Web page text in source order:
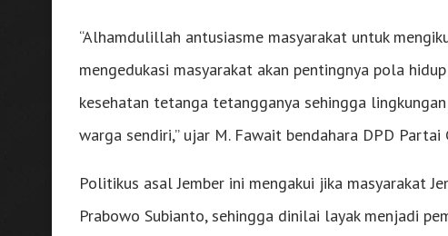
“Alhamdulillah antusiasme masyarakat untuk
mengedukasi masyarakat akan pentingnya pola
kesehatan tetanga tetangganya sehingga
warga sendiri,” ujar M. Fawait bendahara DPD Partai
Politikus asal Jember ini mengakui jika masyarakat
Prabowo Subianto, sehingga dinilai layak menjadi